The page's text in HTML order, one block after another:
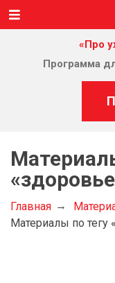
«Про
Программа
Главная
Материалы по тегу